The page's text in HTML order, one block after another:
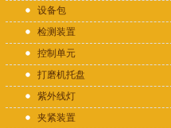
设备包
检测装置
控制单元
打磨机托盘
紫外线灯
夹紧装置